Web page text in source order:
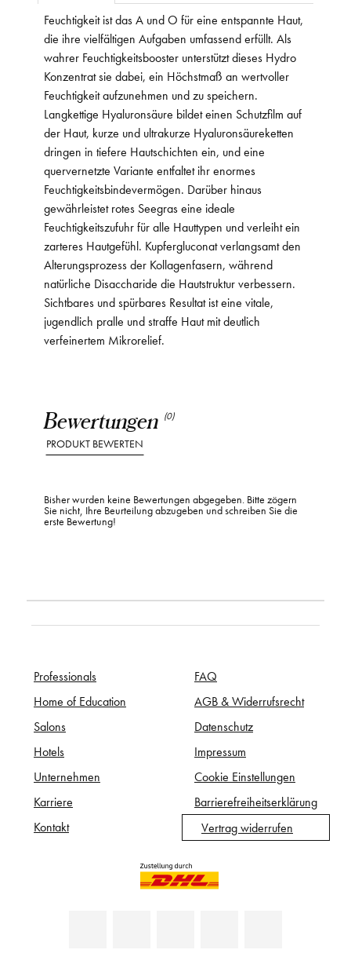
Bewertungen (0)
PRODUKT BEWERTEN
Bisher wurden keine Bewertungen abgegeben. Bitte zögern
Sie nicht, Ihre Beurteilung abzugeben und schreiben Sie die
erste Bewertung!
Feuchtigkeit ist das A und O für eine entspannte Haut,
die ihre vielfältigen Aufgaben umfassend erfüllt. Als
wahrer Feuchtigkeitsbooster unterstützt dieses Hydro
Konzentrat sie dabei, ein Höchstmaß an wertvoller
Feuchtigkeit aufzunehmen und zu speichern.
Langkettige Hyaluronsäure bildet einen Schutzfilm auf
der Haut, kurze und ultrakurze Hyaluronsäureketten
dringen in tiefere Hautschichten ein, und eine
quervernetzte Variante entfaltet ihr enormes
Feuchtigkeitsbindevermögen. Darüber hinaus
gewährleistet rotes Seegras eine ideale
Feuchtigkeitszufuhr für alle Hauttypen und verleiht ein
zarteres Hautgefühl. Kupfergluconat verlangsamt den
Alterungsprozess der Kollagenfasern, während
natürliche Disaccharide die Hautstruktur verbessern.
Sichtbares und spürbares Resultat ist eine vitale,
jugendlich pralle und straffe Haut mit deutlich
verfeinertem Mikrorelief.
Professionals
Home of Education
Salons
Hotels
Unternehmen
Karriere
Kontakt
FAQ
AGB & Widerrufsrecht
Datenschutz
Impressum
Cookie Einstellungen
Barrierefreiheitserklärung
Vertrag widerrufen